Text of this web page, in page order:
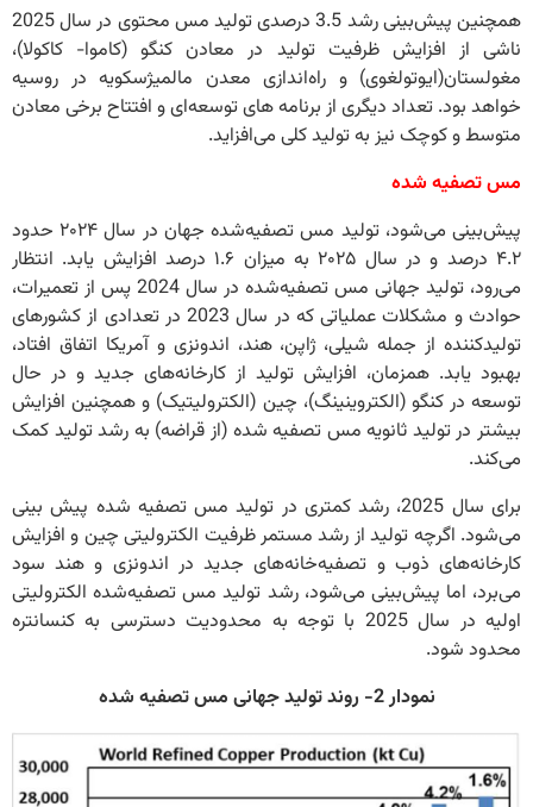
همچنین پیش‌بینی رشد 3.5 درصدی تولید مس محتوی در سال 2025
ناشی از افزایش ظرفیت تولید در معادن کنگو (کاموا- کاکولا)،
مغولستان(ایوتولغوی) و راه‌اندازی معدن مالمیژسکویه در روسیه
خواهد بود. تعداد دیگری از برنامه های توسعه‌ای و افتتاح برخی معادن
متوسط ​​و کوچک نیز به تولید کلی می‌افزاید.
مس تصفیه شده
پیش‌بینی می‌شود، تولید مس تصفیه‌شده جهان در سال ۲۰۲۴ حدود
۴.۲ درصد و در سال ۲۰۲۵ به میزان ۱.۶ درصد افزایش یابد. انتظار
می‌رود، تولید جهانی مس تصفیه‌شده در سال 2024 پس از تعمیرات،
حوادث و مشکلات عملیاتی که در سال 2023 در تعدادی از کشورهای
تولیدکننده از جمله شیلی، ژاپن، هند، اندونزی و آمریکا اتفاق افتاد،
بهبود یابد. همزمان، افزایش تولید از کارخانه‌های جدید و در حال
توسعه در کنگو (الکتروینینگ)، چین (الکترولیتیک) و همچنین افزایش
بیشتر در تولید ثانویه مس تصفیه شده (از قراضه) به رشد تولید کمک
می‌کند.
برای سال 2025، رشد کمتری در تولید مس تصفیه شده پیش بینی
می‌شود. اگرچه تولید از رشد مستمر ظرفیت الکترولیتی چین و افزایش
کارخانه‌های ذوب و تصفیه‌خانه‌های جدید در اندونزی و هند سود
می‌برد، اما پیش‌بینی می‌شود، رشد تولید مس تصفیه‌شده الکترولیتی
اولیه در سال 2025 با توجه به محدودیت دسترسی به کنسانتره
محدود شود.
نمودار 2- روند تولید جهانی مس تصفیه شده